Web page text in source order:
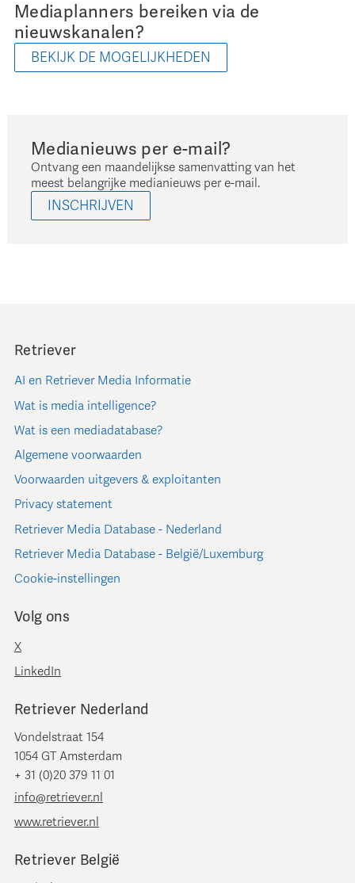
Mediaplanners bereiken via de
nieuwskanalen?
BEKIJK DE MOGELIJKHEDEN
Medianieuws per e-mail?
Ontvang een maandelijkse samenvatting van het
meest belangrijke medianieuws per e-mail.
INSCHRIJVEN
Retriever
AI en Retriever Media Informatie
Wat is media intelligence?
Wat is een mediadatabase?
Algemene voorwaarden
Voorwaarden uitgevers & exploitanten
Privacy statement
Retriever Media Database - Nederland
Retriever Media Database - België/Luxemburg
Cookie-instellingen
Volg ons
X
LinkedIn
Retriever Nederland
Vondelstraat 154
1054 GT Amsterdam
+ 31 (0)20 379 11 01
info@retriever.nl
www.retriever.nl
Retriever België